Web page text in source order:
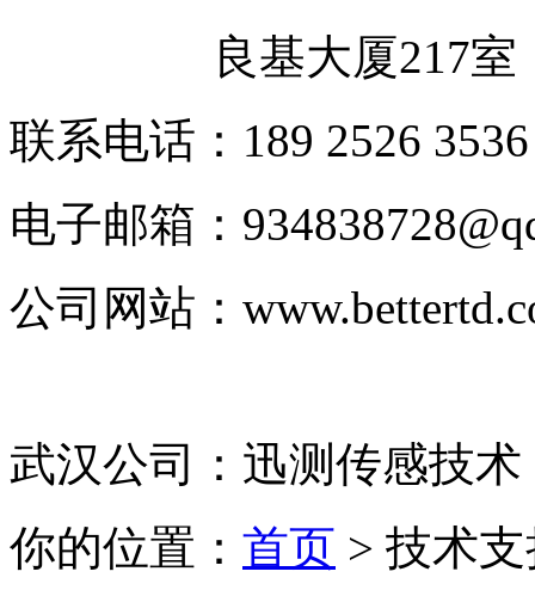
良基大厦217室
联系电话：189 2526 3536
电子邮箱：
公司网站：
武汉公司：迅测传感技
你的位置： 首页 > 技术